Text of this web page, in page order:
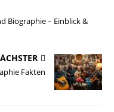
Biographie – Einblick &
Fakten